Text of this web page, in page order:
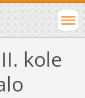
kole